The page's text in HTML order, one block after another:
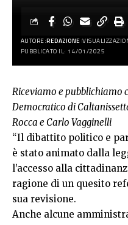
AUTORE:REDAZIONE
PUBBLICATO IL: 14/01/2025
Riceviamo e pubblichiamo
Democratico di
Rocca e Carlo Vagginelli
“Il dibattito politico e
è stato animato dalla
l’accesso alla
ragione di un quesito
sua revisione.
Anche alcune